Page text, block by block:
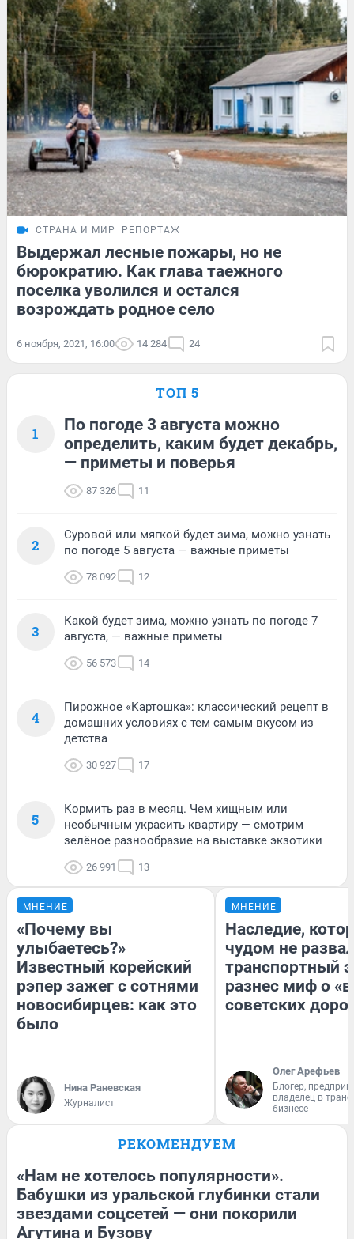
СТРАНА И МИР РЕПОРТАЖ
Выдержал лесные пожары, но не
бюрократию. Как глава таежного
поселка уволился и остался
возрождать родное село
6 ноября, 2021, 16:00 14 284 24
ТОП 5
1
По погоде 3 августа можно
определить, каким будет декабрь,
— приметы и поверья
87 326 11
2
Суровой или мягкой будет зима, можно узнать
по погоде 5 августа — важные приметы
78 092 12
3
Какой будет зима, можно узнать по погоде 7
августа, — важные приметы
56 573 14
4
Пирожное «Картошка»: классический рецепт в
домашних условиях с тем самым вкусом из
детства
30 927 17
5
Кормить раз в месяц. Чем хищным или
необычным украсить квартиру — смотрим
зелёное разнообразие на выставке экзотики
26 991 13
МНЕНИЕ
«Почему вы
улыбаетесь?»
Известный корейский
рэпер зажег с сотнями
новосибирцев: как это
было
Нина Раневская
Журналист
МНЕНИЕ
Наследие,
чудом не
транспортный
разнес миф о
советских
Олег Арефьев
Блогер,
владелец в
бизнесе
РЕКОМЕНДУЕМ
«Нам не хотелось популярности».
Бабушки из уральской глубинки стали
звездами соцсетей — они покорили
Агутина и Бузову